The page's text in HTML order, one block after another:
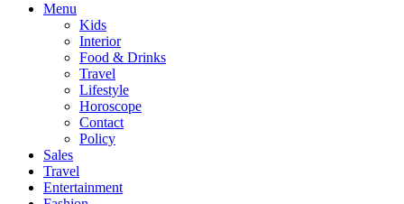
Menu
Kids
Interior
Food & Drinks
Travel
Lifestyle
Horoscope
Contact
Policy
Sales
Travel
Entertainment